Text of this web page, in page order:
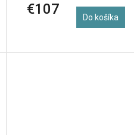
€107 Do košíka